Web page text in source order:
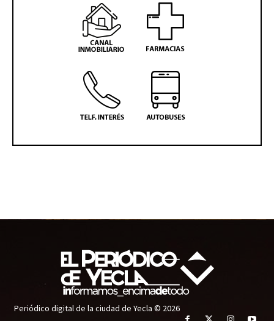
Periódico digital de la ciudad de Yecla © 2026